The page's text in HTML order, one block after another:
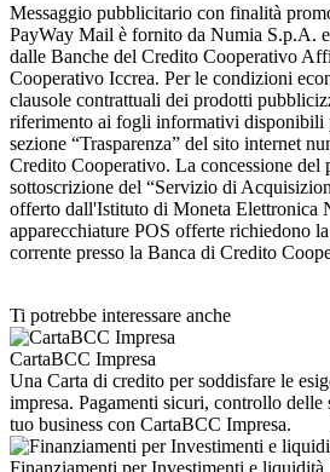
Messaggio pubblicitario con finalità
PayWay Mail è fornito da Numia S.p.A.
dalle Banche del Credito Cooperativo
Cooperativo Iccrea. Per le condizioni
clausole contrattuali dei prodotti
riferimento ai fogli informativi disponibili
sezione “Trasparenza” del sito internet
Credito Cooperativo. La concessione del
sottoscrizione del “Servizio di
offerto dall'Istituto di Moneta Elettronica
apparecchiature POS offerte richiedono
corrente presso la Banca di Credito
Ti potrebbe interessare anche
CartaBCC Impresa
Una Carta di credito per soddisfare le
impresa. Pagamenti sicuri, controllo delle
tuo business con CartaBCC Impresa.
Finanziamenti per Investimenti e liquidità